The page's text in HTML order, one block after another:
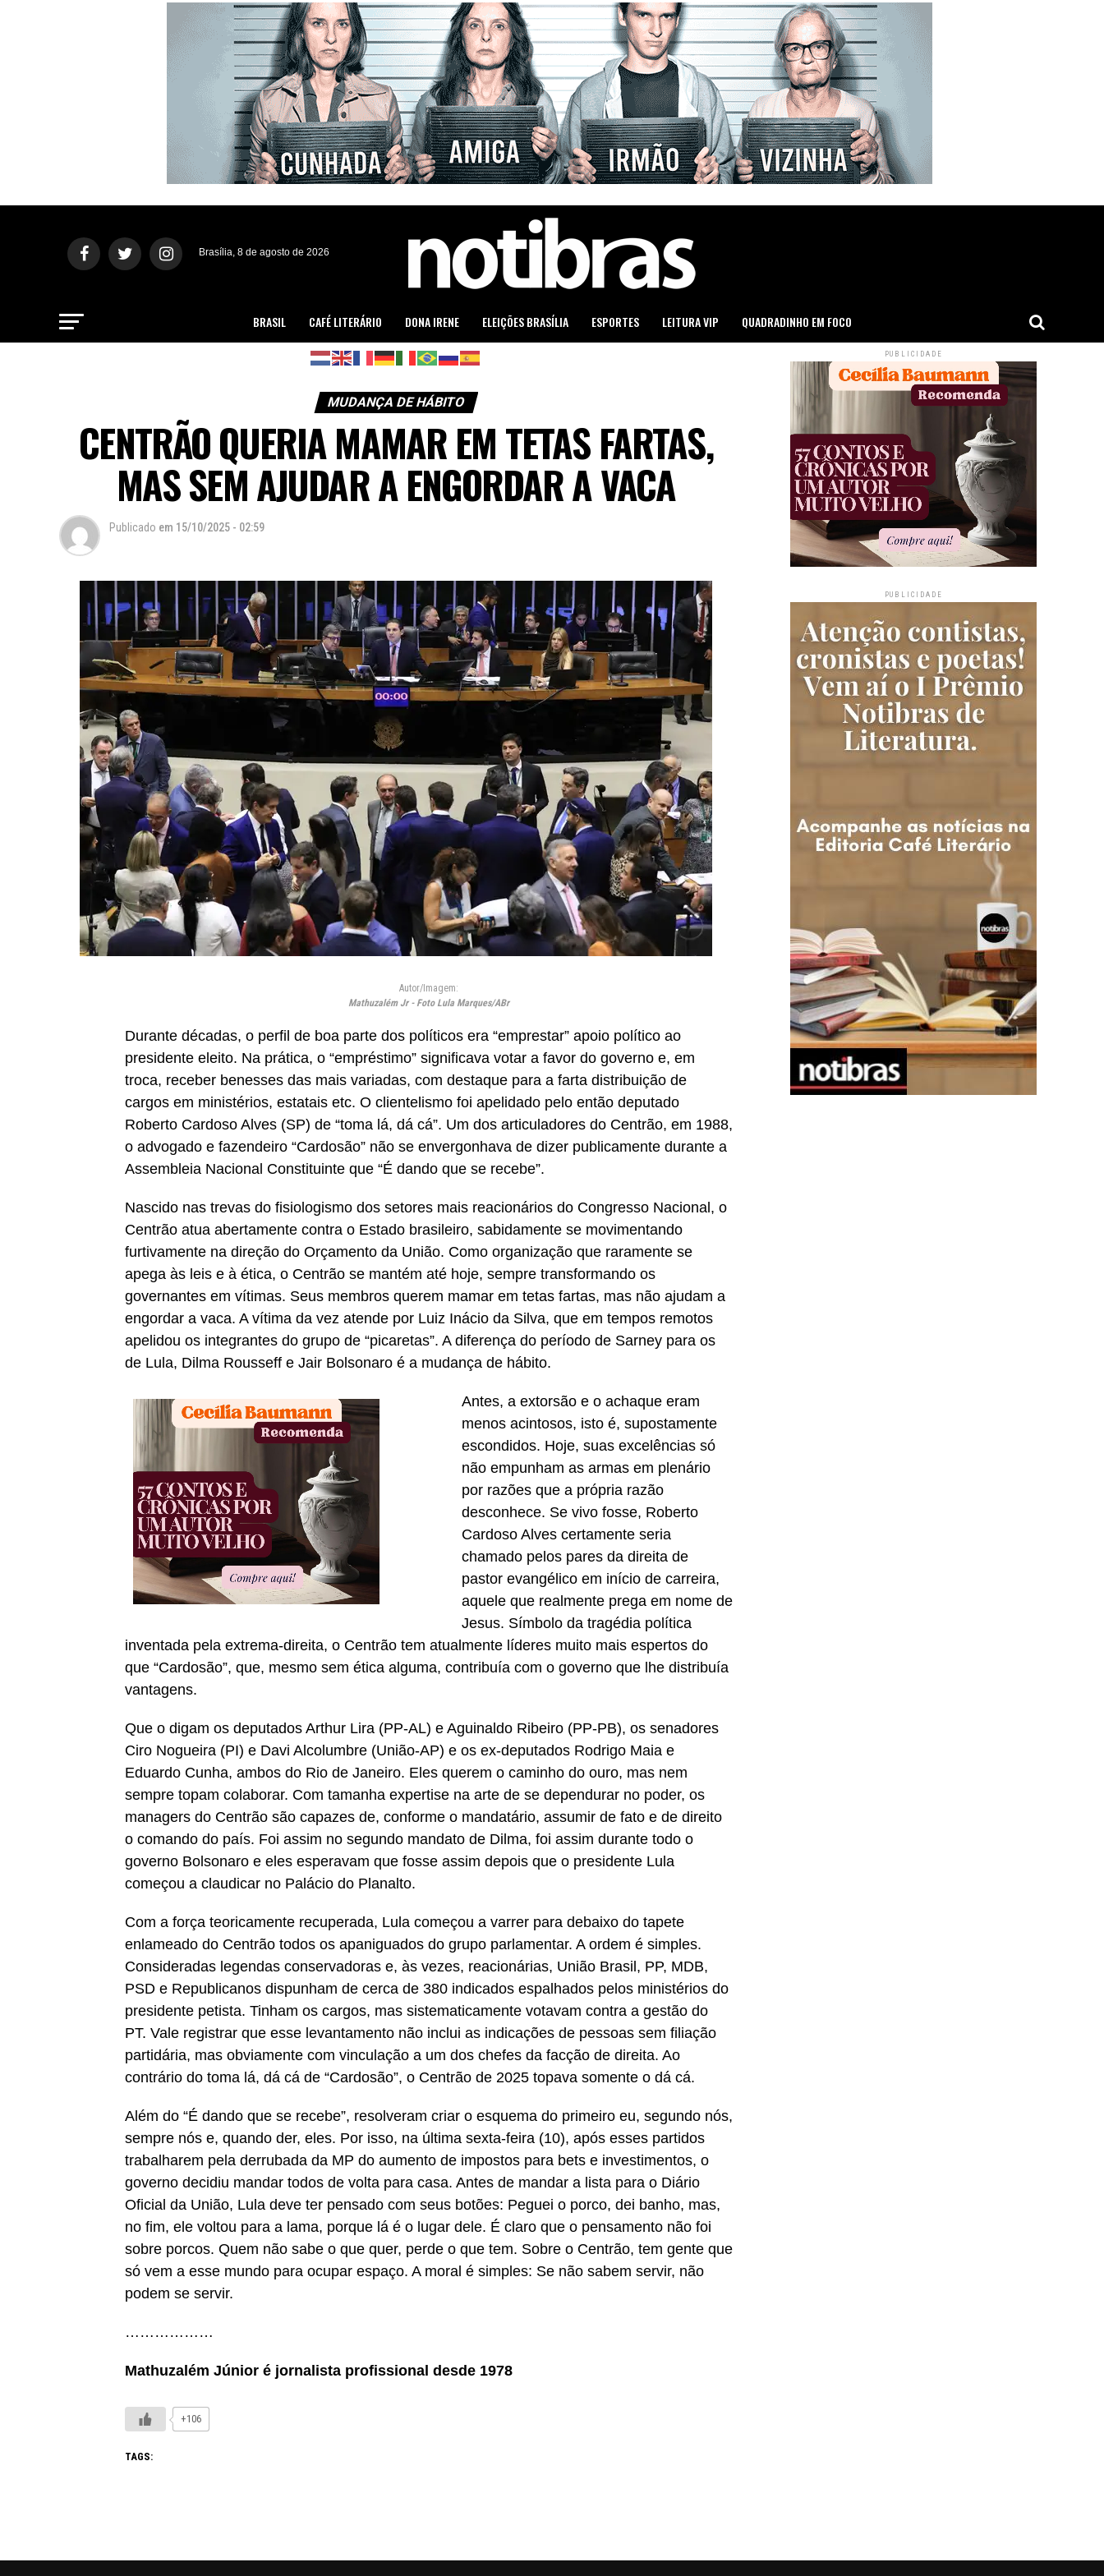
Brasília, 8 de agosto de 2026
BRASIL CAFÉ LITERÁRIO DONA IRENE ELEIÇÕES BRASÍLIA ESPORTES LEITURA VIP QUADRADINHO EM FOCO
MUDANÇA DE HÁBITO
CENTRÃO QUERIA MAMAR EM TETAS FARTAS,
MAS SEM AJUDAR A ENGORDAR A VACA
Publicado em 15/10/2025 - 02:59
Autor/Imagem:
Mathuzalém Jr - Foto Lula Marques/ABr
Durante décadas, o perfil de boa parte dos políticos era “emprestar” apoio político ao
presidente eleito. Na prática, o “empréstimo” significava votar a favor do governo e, em
troca, receber benesses das mais variadas, com destaque para a farta distribuição de
cargos em ministérios, estatais etc. O clientelismo foi apelidado pelo então deputado
Roberto Cardoso Alves (SP) de “toma lá, dá cá”. Um dos articuladores do Centrão, em 1988,
o advogado e fazendeiro “Cardosão” não se envergonhava de dizer publicamente durante a
Assembleia Nacional Constituinte que “É dando que se recebe”.
Nascido nas trevas do fisiologismo dos setores mais reacionários do Congresso Nacional, o
Centrão atua abertamente contra o Estado brasileiro, sabidamente se movimentando
furtivamente na direção do Orçamento da União. Como organização que raramente se
apega às leis e à ética, o Centrão se mantém até hoje, sempre transformando os
governantes em vítimas. Seus membros querem mamar em tetas fartas, mas não ajudam a
engordar a vaca. A vítima da vez atende por Luiz Inácio da Silva, que em tempos remotos
apelidou os integrantes do grupo de “picaretas”. A diferença do período de Sarney para os
de Lula, Dilma Rousseff e Jair Bolsonaro é a mudança de hábito.
Antes, a extorsão e o achaque eram
menos acintosos, isto é, supostamente
escondidos. Hoje, suas excelências só
não empunham as armas em plenário
por razões que a própria razão
desconhece. Se vivo fosse, Roberto
Cardoso Alves certamente seria
chamado pelos pares da direita de
pastor evangélico em início de carreira,
aquele que realmente prega em nome de
Jesus. Símbolo da tragédia política
inventada pela extrema-direita, o Centrão tem atualmente líderes muito mais espertos do
que “Cardosão”, que, mesmo sem ética alguma, contribuía com o governo que lhe distribuía
vantagens.
Que o digam os deputados Arthur Lira (PP-AL) e Aguinaldo Ribeiro (PP-PB), os senadores
Ciro Nogueira (PI) e Davi Alcolumbre (União-AP) e os ex-deputados Rodrigo Maia e
Eduardo Cunha, ambos do Rio de Janeiro. Eles querem o caminho do ouro, mas nem
sempre topam colaborar. Com tamanha expertise na arte de se dependurar no poder, os
managers do Centrão são capazes de, conforme o mandatário, assumir de fato e de direito
o comando do país. Foi assim no segundo mandato de Dilma, foi assim durante todo o
governo Bolsonaro e eles esperavam que fosse assim depois que o presidente Lula
começou a claudicar no Palácio do Planalto.
Com a força teoricamente recuperada, Lula começou a varrer para debaixo do tapete
enlameado do Centrão todos os apaniguados do grupo parlamentar. A ordem é simples.
Consideradas legendas conservadoras e, às vezes, reacionárias, União Brasil, PP, MDB,
PSD e Republicanos dispunham de cerca de 380 indicados espalhados pelos ministérios do
presidente petista. Tinham os cargos, mas sistematicamente votavam contra a gestão do
PT. Vale registrar que esse levantamento não inclui as indicações de pessoas sem filiação
partidária, mas obviamente com vinculação a um dos chefes da facção de direita. Ao
contrário do toma lá, dá cá de “Cardosão”, o Centrão de 2025 topava somente o dá cá.
Além do “É dando que se recebe”, resolveram criar o esquema do primeiro eu, segundo nós,
sempre nós e, quando der, eles. Por isso, na última sexta-feira (10), após esses partidos
trabalharem pela derrubada da MP do aumento de impostos para bets e investimentos, o
governo decidiu mandar todos de volta para casa. Antes de mandar a lista para o Diário
Oficial da União, Lula deve ter pensado com seus botões: Peguei o porco, dei banho, mas,
no fim, ele voltou para a lama, porque lá é o lugar dele. É claro que o pensamento não foi
sobre porcos. Quem não sabe o que quer, perde o que tem. Sobre o Centrão, tem gente que
só vem a esse mundo para ocupar espaço. A moral é simples: Se não sabem servir, não
podem se servir.
………………
Mathuzalém Júnior é jornalista profissional desde 1978
+106
TAGS:
PUBLICIDADE
PUBLICIDADE